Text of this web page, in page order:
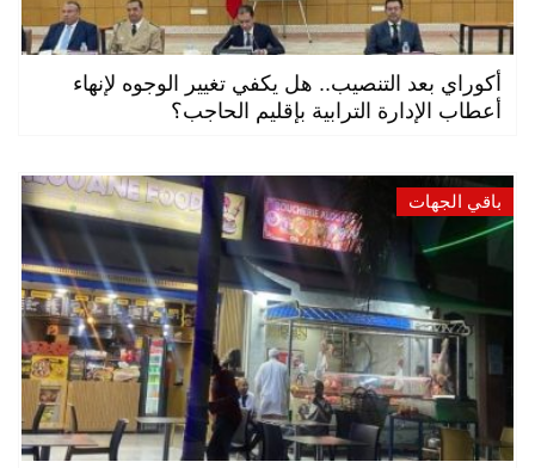
أكوراي بعد التنصيب.. هل يكفي تغيير الوجوه لإنهاء
أعطاب الإدارة الترابية بإقليم الحاجب؟
باقي الجهات